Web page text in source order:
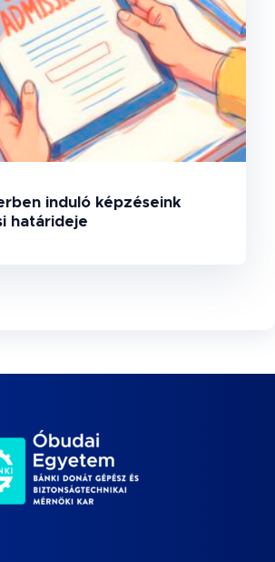
induló képzéseink
határideje